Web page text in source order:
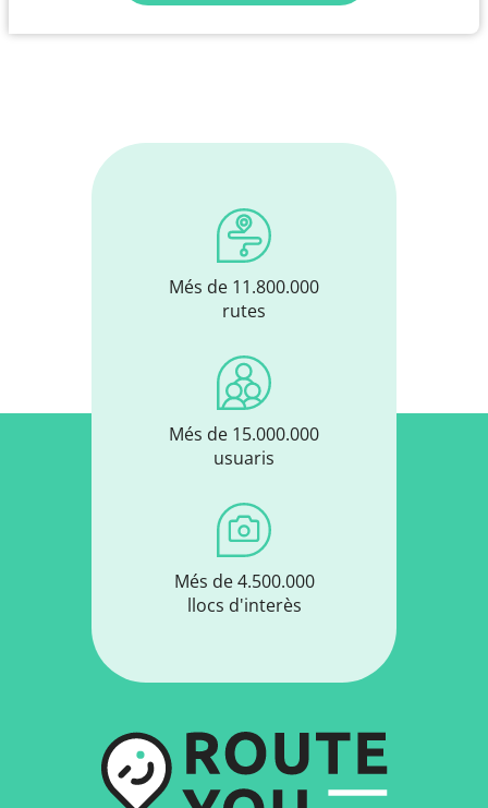
Més de 11.800.000
rutes
Més de 15.000.000
usuaris
Més de 4.500.000
llocs d'interès